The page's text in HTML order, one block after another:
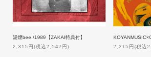
湯煙bee /1989【ZAKAI特典付】
2,315円(税込2,547円)
2,315円(税込